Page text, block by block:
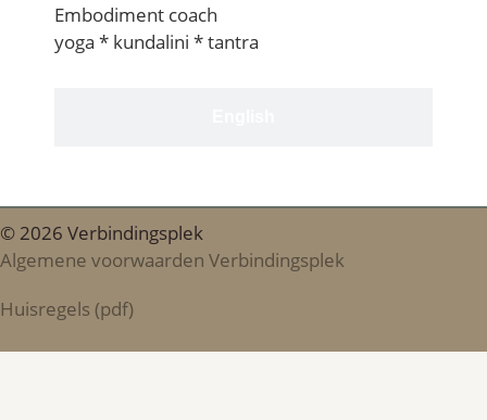
Embodiment coach
yoga * kundalini * tantra
© 2026 Verbindingsplek
Algemene voorwaarden Verbindingsplek
Huisregels (pdf)